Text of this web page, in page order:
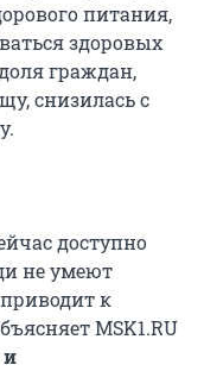
питания,
здоровых
граждан,
снизилась с
доступно
не умеют
к
MSK1.RU
и